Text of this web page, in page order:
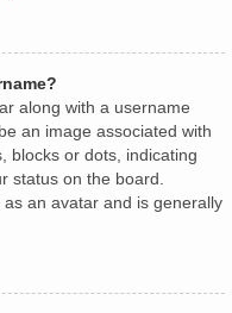
along with a username
an image associated with
blocks or dots, indicating
status on the board.
an avatar and is generally